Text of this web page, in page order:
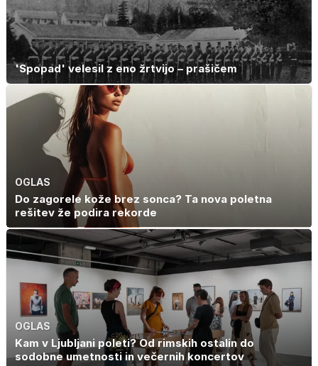
'Spopad' velesil z eno žrtvijo – prašičem
OGLAS
Do zagorele kože brez sonca? Ta nova poletna
rešitev že podira rekorde
OGLAS
Kam v Ljubljani poleti? Od rimskih ostalin do
sodobne umetnosti in večernih koncertov